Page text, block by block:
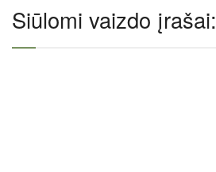
Siūlomi vaizdo įrašai: